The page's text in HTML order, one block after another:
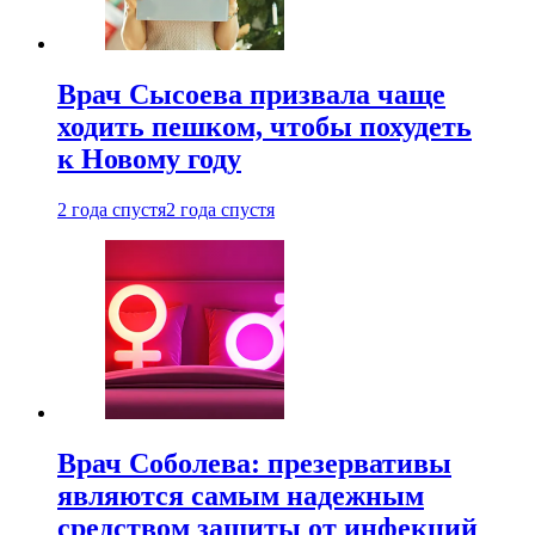
Врач Сысоева призвала чаще
ходить пешком, чтобы похудеть
к Новому году
2 года спустя2 года спустя
Врач Соболева: презервативы
являются самым надежным
средством защиты от инфекций